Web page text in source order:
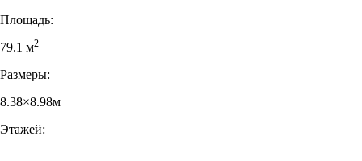
Площадь:
79.1 м2
Размеры:
8.38×8.98м
Этажей: